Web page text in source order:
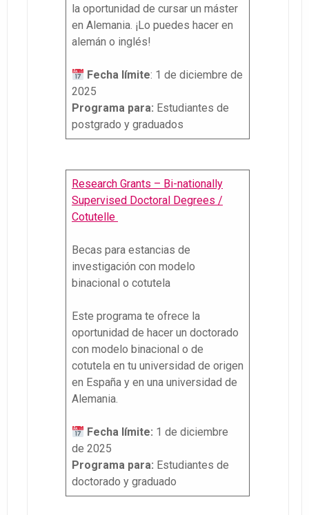
la oportunidad de cursar un máster
en Alemania. ¡Lo puedes hacer en
alemán o inglés!
Fecha límite: 1 de diciembre de
2025
Programa para: Estudiantes de
postgrado y graduados
Research Grants – Bi-nationally
Supervised Doctoral Degrees /
Cotutelle
Becas para estancias de
investigación con modelo
binacional o cotutela
Este programa te ofrece la
oportunidad de hacer un doctorado
con modelo binacional o de
cotutela en tu universidad de origen
en España y en una universidad de
Alemania.
Fecha límite: 1 de diciembre
de 2025
Programa para: Estudiantes de
doctorado y graduado